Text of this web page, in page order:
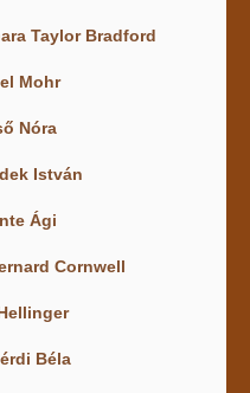
Taylor Bradford
Mohr
Nóra
István
Ági
Cornwell
Béla